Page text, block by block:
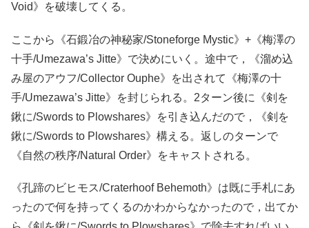
Void》を破壊してくる。
ここから《石鍛冶の神秘家/Stoneforge Mystic》+《梅澤の
十手/Umezawa’s Jitte》で決めにいく。途中で，《溜め込
み屋のアウフ/Collector Ouphe》を出されて《梅澤の十
手/Umezawa’s Jitte》を封じられる。2ターン後に《剣を
鍬に/Swords to Plowshares》を引き込んだので，《剣を
鍬に/Swords to Plowshares》構える。返しのターンで
《自然の秩序/Natural Order》をキャストされる。
《孔蹄のビヒモス/Craterhoof Behemoth》は既に手札にあ
ったので何を持ってくるのかわからなかったので，出てか